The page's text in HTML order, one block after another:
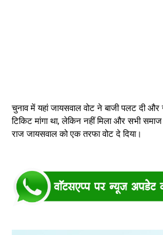
चुनाव में यहां जायसवाल वोट ने बाजी पलट दी
टिकिट मांगा था, लेकिन नहीं मिला और सभी
राज जायसवाल को एक तरफा वोट दे दिया।